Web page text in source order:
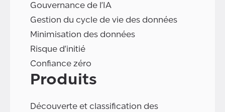
Gouvernance de l'IA
Gestion du cycle de vie des données
Minimisation des données
Risque d'initié
Confiance zéro
Produits
Découverte et classification des